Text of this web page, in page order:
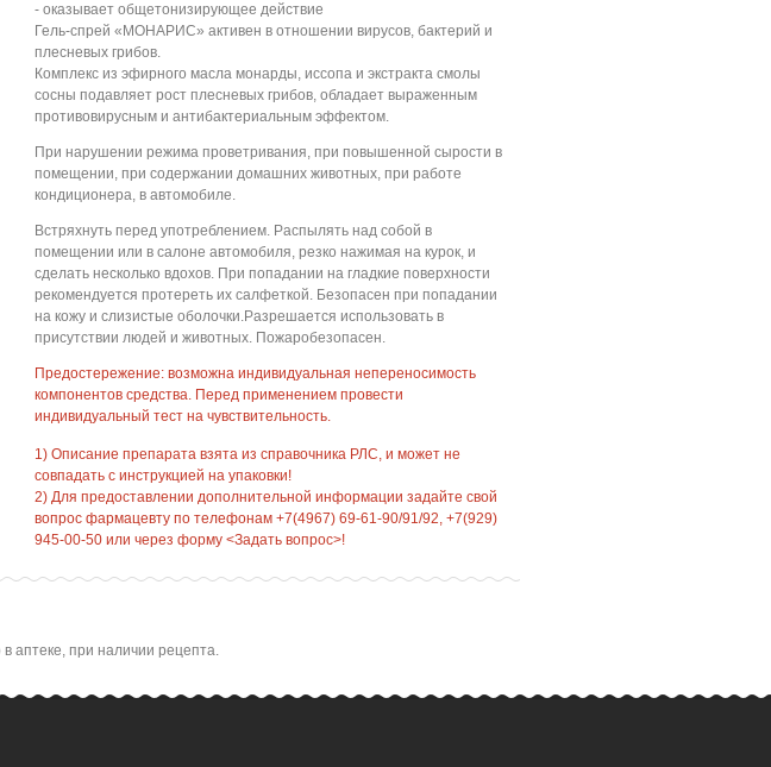
- оказывает общетонизирующее действие
Гель-спрей «МОНАРИС» активен в отношении вирусов, бактерий и
плесневых грибов.
Комплекс из эфирного масла монарды, иссопа и экстракта смолы
сосны подавляет рост плесневых грибов, обладает выраженным
противовирусным и антибактериальным эффектом.
При нарушении режима проветривания, при повышенной сырости в
помещении, при содержании домашних животных, при работе
кондиционера, в автомобиле.
Встряхнуть перед употреблением. Распылять над собой в
помещении или в салоне автомобиля, резко нажимая на курок, и
сделать несколько вдохов. При попадании на гладкие поверхности
рекомендуется протереть их салфеткой. Безопасен при попадании
на кожу и слизистые оболочки.Разрешается использовать в
присутствии людей и животных. Пожаробезопасен.
Предостережение: возможна индивидуальная непереносимость
компонентов средства. Перед применением провести
индивидуальный тест на чувствительность.
1) Описание препарата взята из справочника РЛС, и может не
совпадать с инструкцией на упаковки!
2) Для предоставлении дополнительной информации задайте свой
вопрос фармацевту по телефонам +7(4967) 69-61-90/91/92, +7(929)
945-00-50 или через форму <Задать вопрос>!
аптеке, при наличии рецепта.